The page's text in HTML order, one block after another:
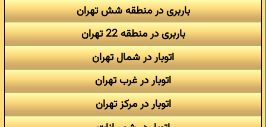
باربری در منطقه شش تهران
باربری در منطقه 22 تهران
اتوبار در شمال تهران
اتوبار در غرب تهران
اتوبار در مرکز تهران